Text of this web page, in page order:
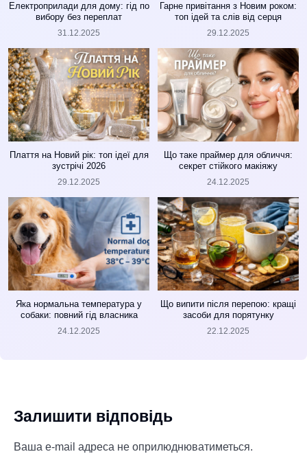
Електроприлади для дому: гід по
вибору без переплат
31.12.2025
Гарне привітання з Новим роком:
топ ідей та слів від серця
29.12.2025
Плаття на Новий рік: топ ідеї для
зустрічі 2026
29.12.2025
Що таке праймер для обличчя:
секрет стійкого макіяжу
24.12.2025
Яка нормальна температура у
собаки: повний гід власника
24.12.2025
Що випити після перепою: кращі
засоби для порятунку
22.12.2025
Залишити відповідь
Ваша e-mail адреса не оприлюднюватиметься.